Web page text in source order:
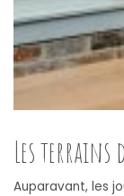
Les
Auparavant, les